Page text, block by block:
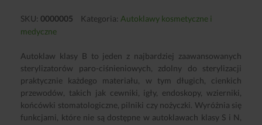
SKU: 0000005 Kategoria: Autoklawy kosmetyczne i
medyczne
Autoklaw klasy B to jeden z najbardziej zaawansowanych
sterylizatorów paro-ciśnieniowych, zdolny do sterylizacji
praktycznie każdego materiału, w tym długich, cienkich
przewodów, takich jak cewniki, igły, endoskopy, wzierniki,
końcówki stomatologiczne, pilniki czy nożyczki. Wyróżnia się
funkcjami, które nie są dostępne w autoklawach klasy S i N,